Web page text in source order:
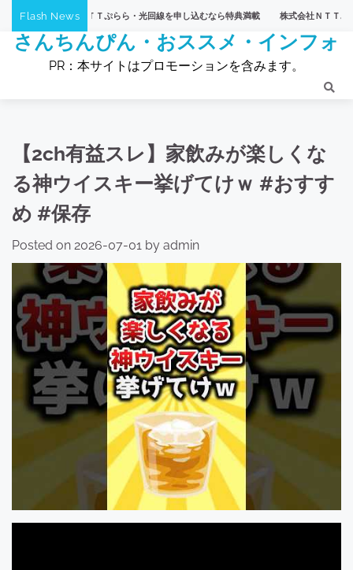
content
Flash News
社ＮＴＴぷらら・光回線を申し込むなら特典満載 株式会社ＮＴＴぷらら・【ひか
さんちんぴん・おススメ・インフォ
PR：本サイトはプロモーションを含みます。
【2ch有益スレ】家飲みが楽しくな
る神ウイスキー挙げてけｗ #おすす
め #保存
Posted on 2026-07-01 by admin